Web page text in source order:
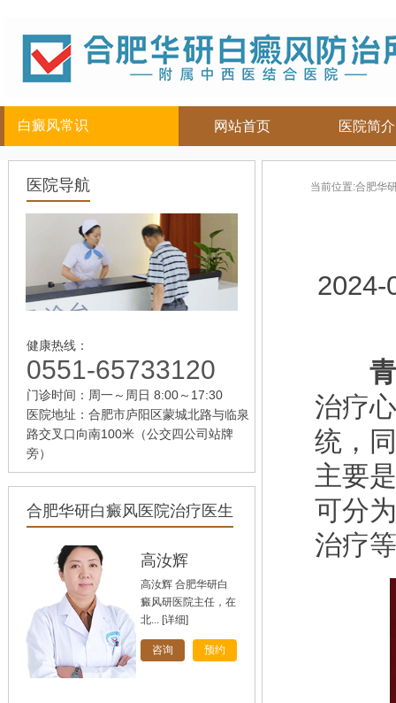
白癜风常识
儿童
女性
老年
头部
背部
网站首页 医院简介
医院导航
健康热线：
0551-65733120
门诊时间：周一～周日 8:00～17:30
医院地址：合肥市庐阳区蒙城北路与临泉
路交叉口向南100米（公交四公司站牌
旁）
合肥华研白癜风医院治疗医生
孙定英
[详细]
咨询 预约
高汝辉
高汝辉 合肥华研白
癜风研医院主任，在
北... [详细]
咨询 预约
刘斌
刘斌，中共党员，毕
业于华中科技大学
同... [详细]
咨询 预约
当前位置:合肥华
2024-
治疗
统，
主要
可分
治疗